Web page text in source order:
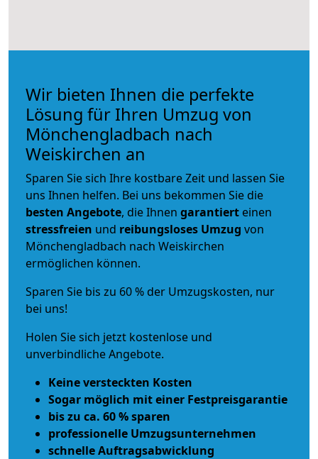
Wir bieten Ihnen die perfekte
Lösung für Ihren Umzug von
Mönchengladbach nach
Weiskirchen an
Sparen Sie sich Ihre kostbare Zeit und lassen Sie
uns Ihnen helfen. Bei uns bekommen Sie die
besten Angebote, die Ihnen garantiert einen
stressfreien und reibungsloses Umzug von
Mönchengladbach nach Weiskirchen
ermöglichen können.
Sparen Sie bis zu 60 % der Umzugskosten, nur
bei uns!
Holen Sie sich jetzt kostenlose und
unverbindliche Angebote.
Keine versteckten Kosten
Sogar möglich mit einer Festpreisgarantie
bis zu ca. 60 % sparen
professionelle Umzugsunternehmen
schnelle Auftragsabwicklung